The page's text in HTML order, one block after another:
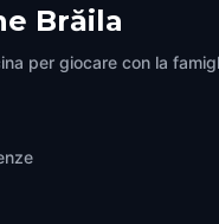
Brăila
per giocare con la